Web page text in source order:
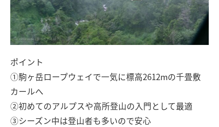
ポイント
①駒ヶ岳ロープウェイで一気に標高2612mの千畳敷
カールへ
②初めてのアルプスや高所登山の入門として最適
③シーズン中は登山者も多いので安心